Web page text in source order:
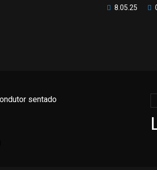
8.05.25